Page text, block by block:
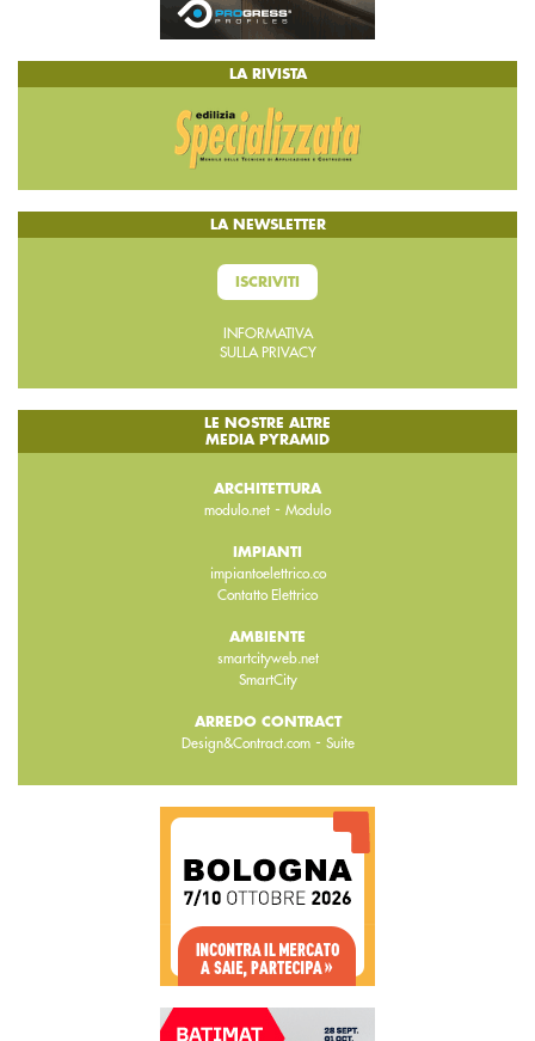
LA RIVISTA
LA NEWSLETTER
ISCRIVITI
INFORMATIVA
SULLA PRIVACY
LE NOSTRE ALTRE
MEDIA PYRAMID
ARCHITETTURA
modulo.net - Modulo
IMPIANTI
impiantoelettrico.co
Contatto Elettrico
AMBIENTE
smartcityweb.net
SmartCity
ARREDO CONTRACT
Design&Contract.com- Suite